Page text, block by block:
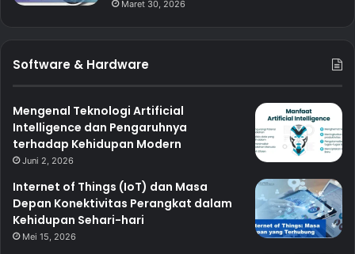
Maret 30, 2026
Software & Hardware
Mengenal Teknologi Artificial
Intelligence dan Pengaruhnya
terhadap Kehidupan Modern
Juni 2, 2026
Internet of Things (IoT) dan Masa
Depan Konektivitas Perangkat dalam
Kehidupan Sehari-hari
Mei 15, 2026